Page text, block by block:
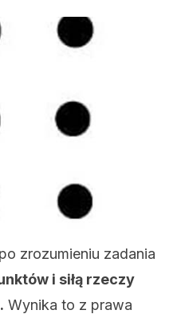
zrozumieniu zadania
i siłą rzeczy
Wynika to z prawa